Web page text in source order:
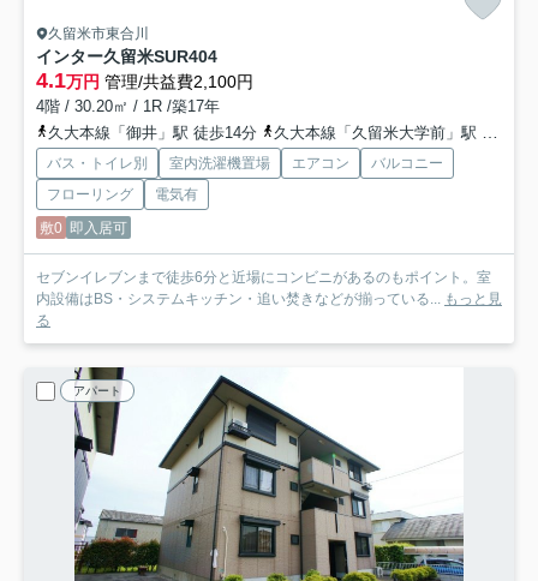
久留米市東合川
インター久留米SUR404
4.1万円 管理/共益費2,100円
4階 / 30.20㎡ / 1R /築17年
久大本線「御井」駅 徒歩14分
久大本線「久留米大学前」駅 徒歩18分
バス・トイレ別 室内洗濯機置場 エアコン
バルコニー
フローリング
電気有
敷0 即入居可
セブンイレブンまで徒歩6分と近場にコンビニがあるのもポイント。室
内設備はBS・システムキッチン・追い焚きなどが揃っている... もっと見
る
アパート